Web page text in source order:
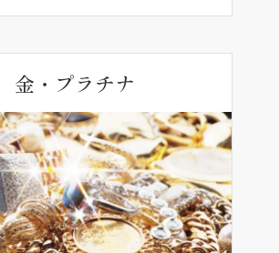
金・プラチナ